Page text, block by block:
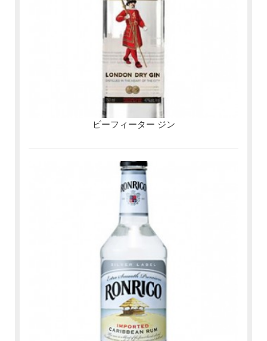
ビーフィーター ジン